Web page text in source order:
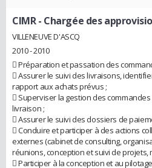
CIMR- Chargée des
VILLENEUVE D'ASCQ
2010 - 2010
 Préparation et passation des
 Assurer le suivi des livraisons,
rapport aux achats prévus ;
 Superviser la gestion des commandes
livraison ;
 Assurer le suivi des dossiers de
 Conduire et participer à des actions
externes (cabinet de consulting,
réunions, conception et suivi de projets,
 Participer à la conception et au